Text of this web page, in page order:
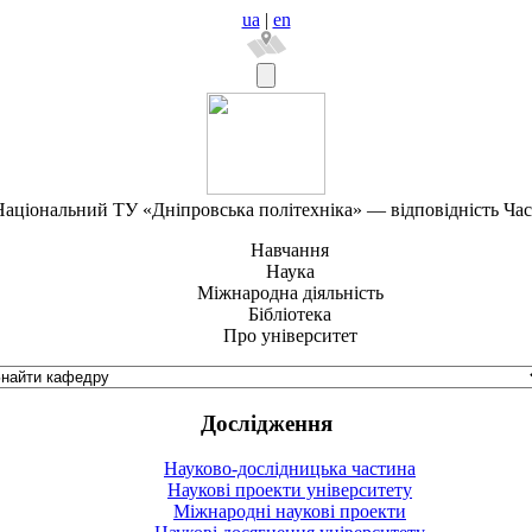
ua | en
ТУ «Дніпровська політехніка» — відповідність
Навчання
Наука
Міжнародна діяльність
Бібліотека
Про університет
Дослідження
Науково-дослідницька частина
Наукові проекти університету
Міжнародні наукові проекти